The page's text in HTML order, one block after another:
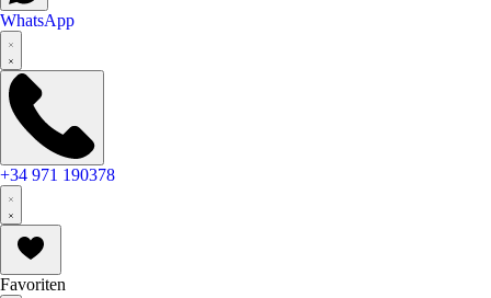
WhatsApp
+34 971 190378
Favoriten